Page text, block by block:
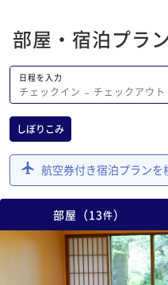
部屋・宿泊プラ
日程を入力
チェックイン − チェックアウト
しぼりこみ
航空券付き宿泊プランを
部屋 （13件）